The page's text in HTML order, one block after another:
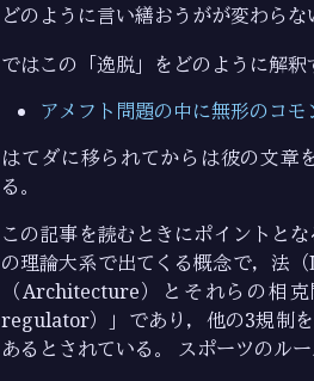
どのように言い繕おうがが変わらな
ではこの「逸脱」をどのように解釈
アメフト問題の中に無形のコ
はてダに移られてからは彼の文章
る。
この記事を読むときにポイントと
の理論大系で出てくる概念で，法
（Architecture）とそれらの相
regulator）」であり，他の3規制
あるとされている。 スポーツのル